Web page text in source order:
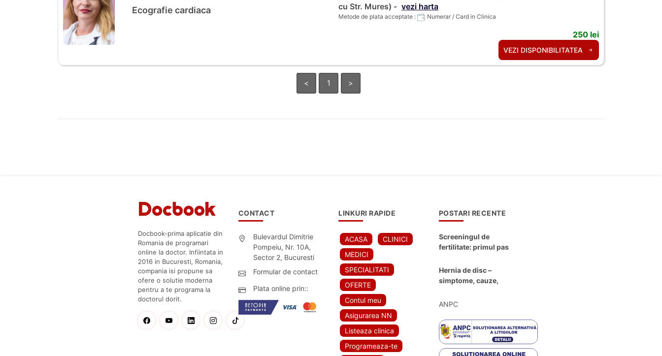
Ecografie cardiaca
cu Str. Mures) - vezi harta
Metode de plata acceptate : Numerar / Card in Clinica
250 lei
VEZI DISPONIBILITATEA
< 1 >
Docbook-prima aplicatie din
Romania de programari
online la doctor. Infiintata in
2016 in Bucuresti, Romania,
compania isi propune sa
ofere o solutie moderna
pentru a te programa la
doctorul dorit.
CONTACT
Bulevardul Dimitrie
Pompeiu, Nr. 10A,
Sector 2, Bucuresti
Formular de contact
Plata online prin::
LINKURI RAPIDE
ACASA
CLINICI
MEDICI
SPECIALITATI
OFERTE
Contul meu
Asigurarea NN
Listeaza clinica
Programeaza-te
POSTARI RECENTE
Screeningul de
fertilitate: primul pas
Hernia de disc –
simptome, cauze,
moderne de
ANPC